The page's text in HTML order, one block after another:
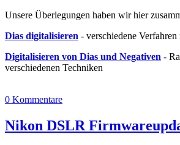
Unsere Überlegungen haben wir hier
Dias digitalisieren - verschiedene
Digitalisieren von Dias und Negativen -
verschiedenen Techniken
0 Kommentare
Nikon DSLR